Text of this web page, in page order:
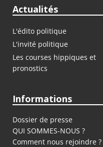
Actualités
L'édito politique
L'invité politique
Les courses hippiques et
pronostics
Informations
Dossier de presse
QUI SOMMES-NOUS ?
Comment nous rejoindre ?